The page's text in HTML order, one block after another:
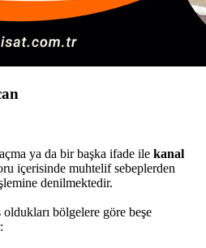
ya da bir başka ifade ile kanal
içerisinde muhtelif sebeplerden
denilmektedir.
oldukları bölgelere göre beşe